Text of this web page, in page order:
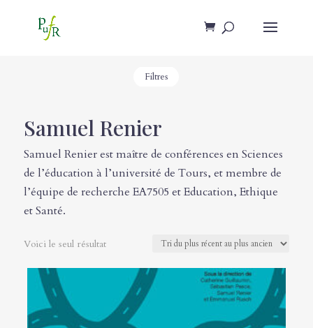
Filtres
Samuel Renier
Samuel Renier est maître de conférences en Sciences
de l’éducation à l’université de Tours, et membre de
l’équipe de recherche EA7505 et Education, Ethique
et Santé.
Voici le seul résultat